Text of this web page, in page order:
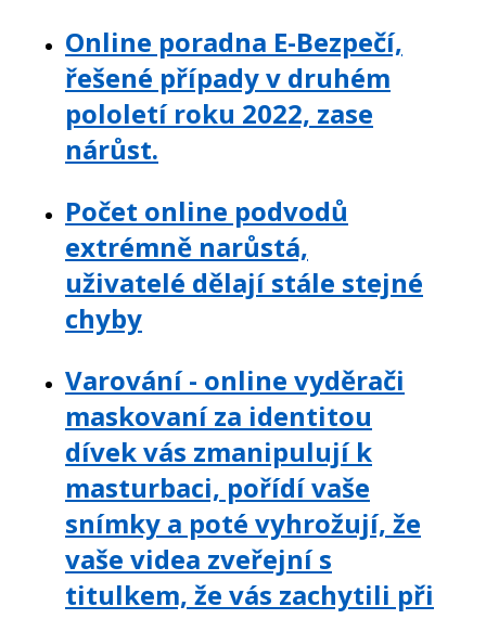
Online poradna E-Bezpečí,
řešené případy v druhém
pololetí roku 2022, zase
nárůst.
Počet online podvodů
extrémně narůstá,
uživatelé dělají stále stejné
chyby
Varování - online vyděrači
maskovaní za identitou
dívek vás zmanipulují k
masturbaci, pořídí vaše
snímky a poté vyhrožují, že
vaše videa zveřejní s
titulkem, že vás zachytili při